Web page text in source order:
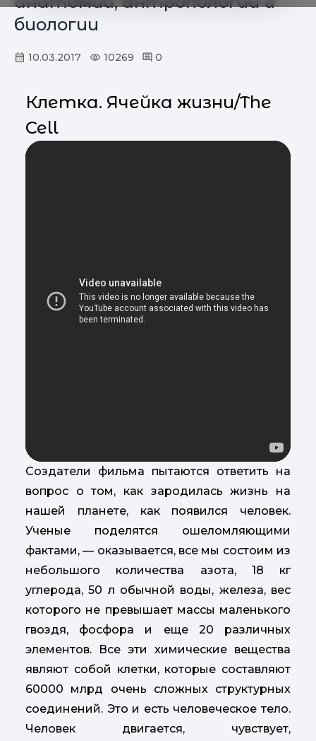
биологии
10.03.2017 10269 0
Клетка. Ячейка жизни/The
Cell
Создатели фильма пытаются ответить на
вопрос о том, как зародилась жизнь на
нашей планете, как появился человек.
Ученые поделятся ошеломляющими
фактами, — оказывается, все мы состоим из
небольшого количества азота, 18 кг
углерода, 50 л обычной воды, железа, вес
которого не превышает массы маленького
гвоздя, фосфора и еще 20 различных
элементов. Все эти химические вещества
являют собой клетки, которые составляют
60000 млрд очень сложных структурных
соединений. Это и есть человеческое тело.
Человек двигается, чувствует,